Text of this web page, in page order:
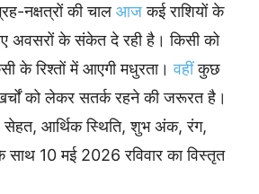
नक्षत्रों की चाल आजकई राशियों के
अवसरों के संकेत दे रही है। किसी को
के रिश्तों में आएगी मधुरता।वहींकुछ
को लेकर सतर्क रहने की जरूरत है।
सेहत, आर्थिक स्थिति, शुभ अंक, रंग,
10 मई 2026 रविवार का विस्तृत